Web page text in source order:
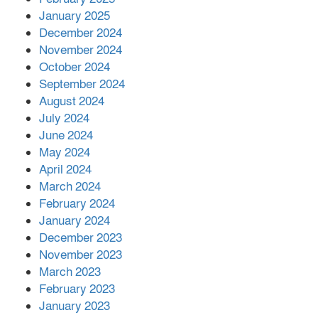
সহায়তা দিলেন সাচিং প্রু জেরী
January 2025
December 2024
November 2024
October 2024
September 2024
August 2024
July 2024
June 2024
May 2024
April 2024
March 2024
February 2024
January 2024
December 2023
November 2023
March 2023
February 2023
January 2023